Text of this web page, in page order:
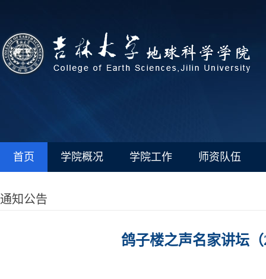
首页 学院概况 学院工作 师资队伍
通知公告
鸽子楼之声名家讲坛